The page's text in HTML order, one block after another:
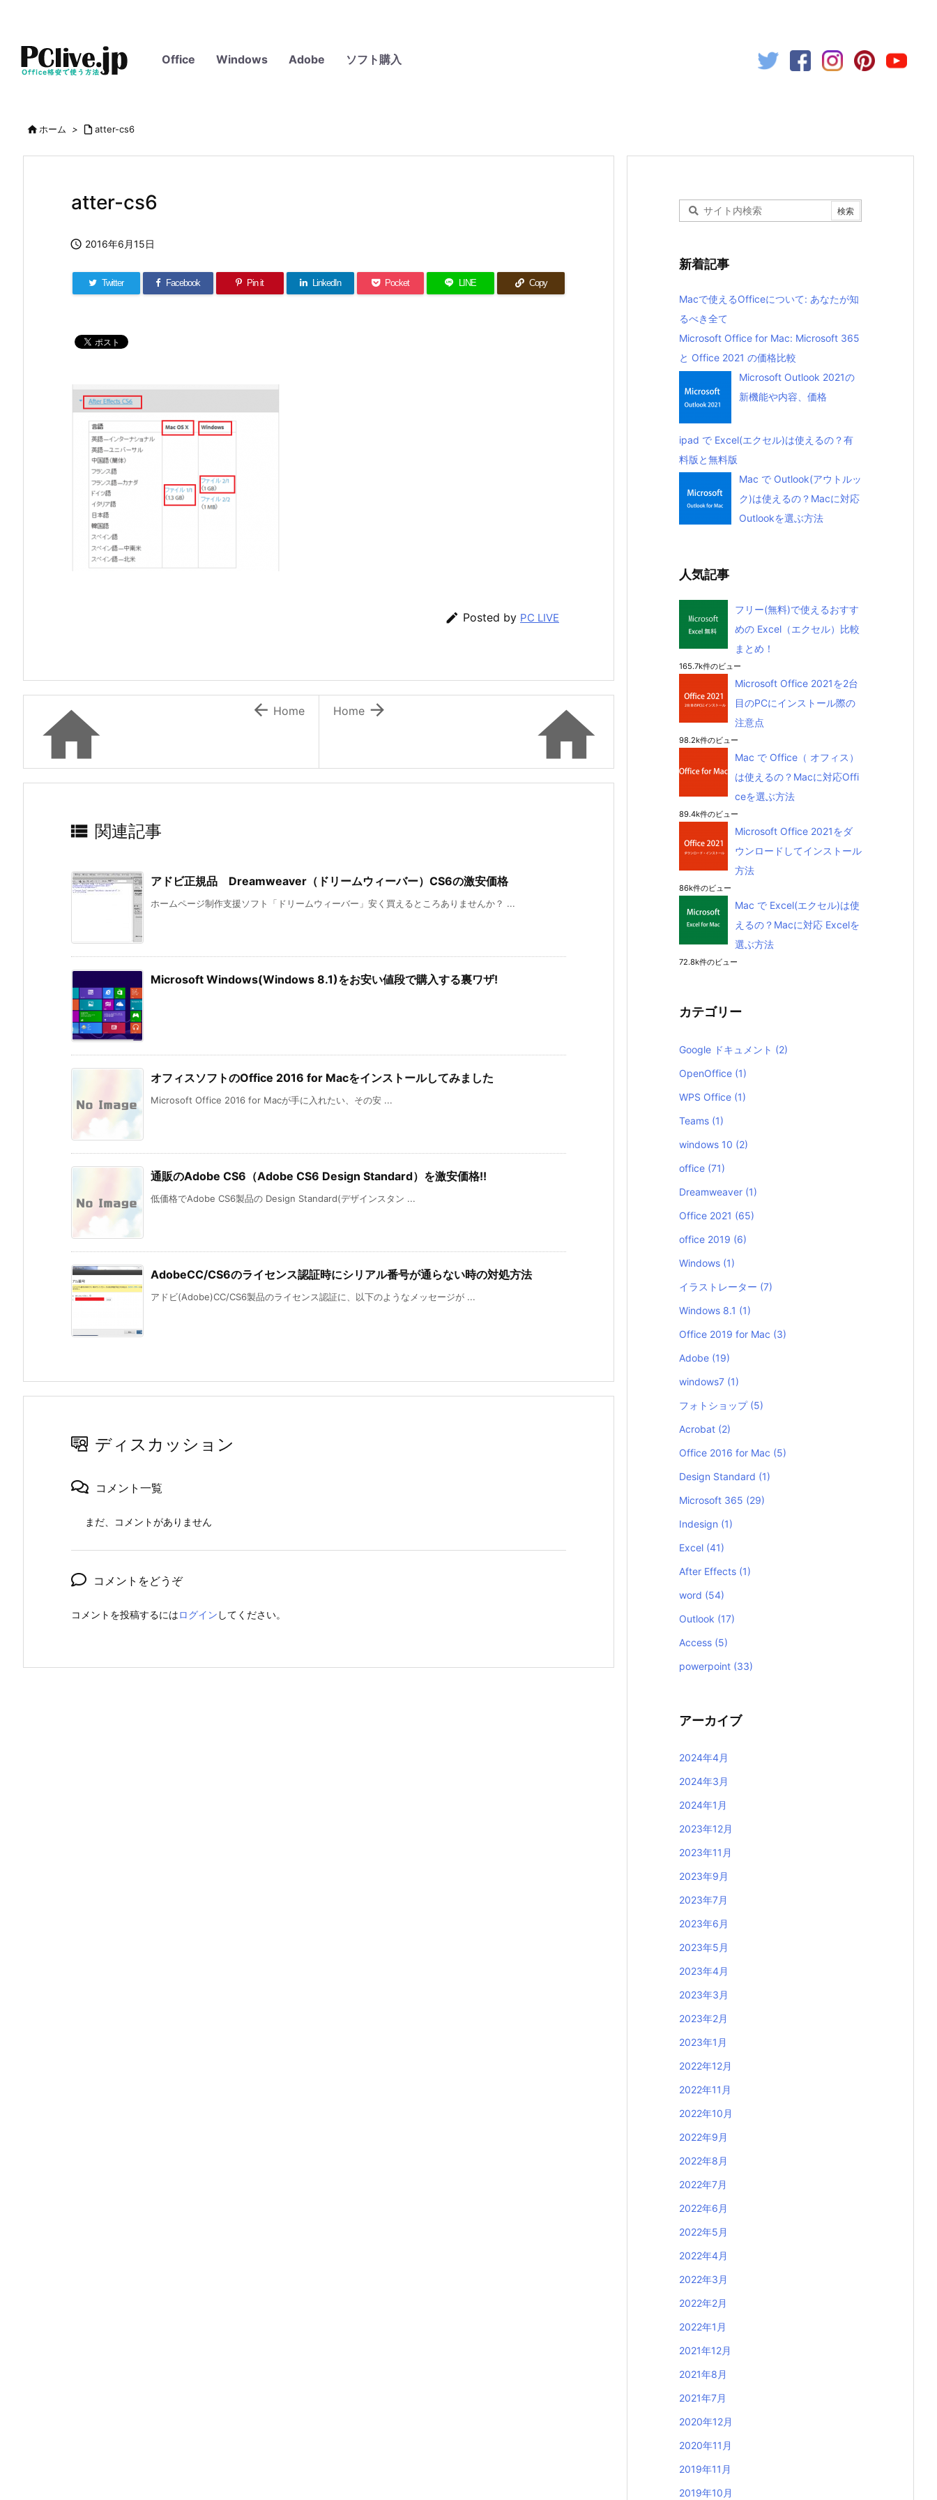
Office Windows Adobe ソフト購入
ホーム >  atter-cs6
atter-cs6
 2016年6月15日
Twitter Facebook Pin it LinkedIn Pocket LINE Copy
 Posted by PC LIVE


Home
  Home
 関連記事
アドビ正規品 Dreamweaver（ドリームウィーバー）CS6の激安価格
ホームページ制作支援ソフト「ドリームウィーバー」安く買えるところありませんか？ ...
Microsoft Windows(Windows 8.1)をお安い値段で購入する裏ワザ!
オフィスソフトのOffice 2016 for Macをインストールしてみました
Microsoft Office 2016 for Macが手に入れたい、その安 ...
通販のAdobe CS6（Adobe CS6 Design Standard）を激安価格!!
低価格でAdobe CS6製品の Design Standard(デザインスタン ...
AdobeCC/CS6のライセンス認証時にシリアル番号が通らない時の対処方法
アドビ(Adobe)CC/CS6製品のライセンス認証に、以下のようなメッセージが ...
ディスカッション
コメント一覧
まだ、コメントがありません
コメントをどうぞ
コメントを投稿するにはログイン してください。
新着記事
Macで使えるOfficeについて: あなたが知
るべき全て
Microsoft Office for Mac: Microsoft 365
と Office 2021 の価格比較
Microsoft Outlook 2021の
新機能や内容、価格
ipad で Excel(エクセル)は使えるの？有
料版と無料版
Mac で Outlook(アウトルッ
ク)は使えるの？Macに対応
Outlookを選ぶ方法
人気記事
フリー(無料)で使えるおすす
めの Excel（エクセル）比較
まとめ！
165.7k件のビュー
Microsoft Office 2021を2台
目のPCにインストール際の
注意点
98.2k件のビュー
Mac で Office（ オフィス）
は使えるの？Macに対応Offi
ceを選ぶ方法
89.4k件のビュー
Microsoft Office 2021をダ
ウンロードしてインストール
方法
86k件のビュー
Mac で Excel(エクセル)は使
えるの？Macに対応 Excelを
選ぶ方法
72.8k件のビュー
カテゴリー
Google ドキュメント (2)
OpenOffice (1)
WPS Office (1)
Teams (1)
windows 10 (2)
office (71)
Dreamweaver (1)
Office 2021 (65)
office 2019 (6)
Windows (1)
イラストレーター (7)
Windows 8.1 (1)
Office 2019 for Mac (3)
Adobe (19)
windows7 (1)
フォトショップ (5)
Acrobat (2)
Office 2016 for Mac (5)
Design Standard (1)
Microsoft 365 (29)
Indesign (1)
Excel (41)
After Effects (1)
word (54)
Outlook (17)
Access (5)
powerpoint (33)
アーカイブ
2024年4月
2024年3月
2024年1月
2023年12月
2023年11月
2023年9月
2023年7月
2023年6月
2023年5月
2023年4月
2023年3月
2023年2月
2023年1月
2022年12月
2022年11月
2022年10月
2022年9月
2022年8月
2022年7月
2022年6月
2022年5月
2022年4月
2022年3月
2022年2月
2022年1月
2021年12月
2021年8月
2021年7月
2020年12月
2020年11月
2019年11月
2019年10月